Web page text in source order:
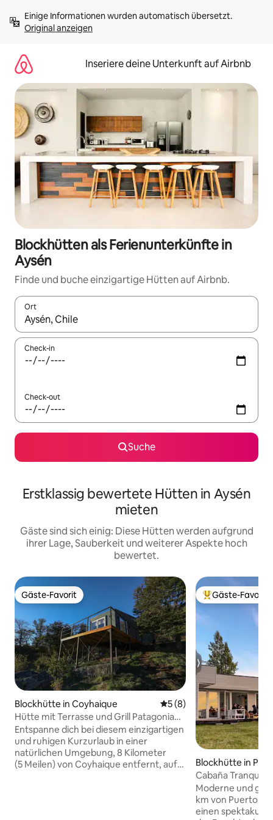
Inhalten
springenOriginal anzeigen
Inseriere deine Unterkunft auf Airbnb
Blockhütten als Ferienunterkünfte in
Aysén
Finde und buche einzigartige Hütten auf Airbnb.
Ort
Wenn Ergebnisse verfügbar sind, navigiere mit den
Check-in
Check-out
Suche
Erstklassig bewertete Hütten in Aysén
mieten
Gäste sind sich einig: Diese Hütten werden aufgrund
ihrer Lage, Sauberkeit und weiterer Aspekte hoch
bewertet.
Gäste-Favorit
Gäste-Favorit
Blockhütte in Coyhaique Durchschnittliche
5 (8)
Hütte mit Terrasse und Grill Patagonia
Aysén
Entspanne dich bei diesem einzigartigen
und ruhigen Kurzurlaub in einer
natürlichen Umgebung, 8 Kilometer
(5 Meilen) von Coyhaique entfernt, auf
Beliebter Gäste-
Gäste-Favorit
Blockhütte in
Cabaña
spektakuläre
Moderne und
km von Puerto
einen